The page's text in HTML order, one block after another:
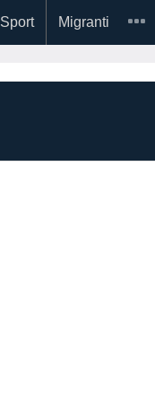
Sport Migranti